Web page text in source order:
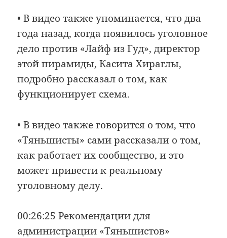
• В видео также упоминается, что два
года назад, когда появилось уголовное
дело против «Лайф из Гуд», директор
этой пирамиды, Касита Хираглы,
подробно рассказал о том, как
функционирует схема.
• В видео также говорится о том, что
«Тяньшисты» сами рассказали о том,
как работает их сообщество, и это
может привести к реальному
уголовному делу.
00:26:25 Рекомендации для
администрации «Тяньшистов»